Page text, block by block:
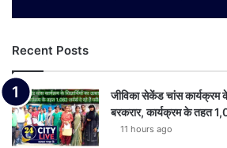
Recent Posts
जीविका सेकेंड चांस कार्यक्रम के
बरकरार, कार्यक्रम के तहत
11 hours ago